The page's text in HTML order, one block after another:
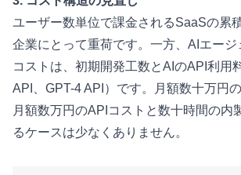
ユーザー数単位で課金されるSaaSの累
企業にとって重荷です。一方、AIエージ
コストは、初期開発工数とAIのAPI利用
API、GPT-4 API）です。月額数十万円
月額数万円のAPIコストと数十時間の内
るケースは少なくありません。